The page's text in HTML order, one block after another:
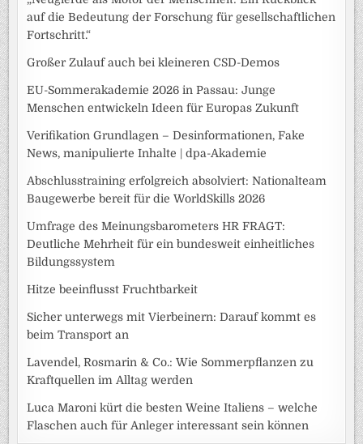
auf die Bedeutung der Forschung für gesellschaftlichen
Fortschritt.“
Großer Zulauf auch bei kleineren CSD-Demos
EU-Sommerakademie 2026 in Passau: Junge
Menschen entwickeln Ideen für Europas Zukunft
Verifikation Grundlagen – Desinformationen, Fake
News, manipulierte Inhalte | dpa-Akademie
Abschlusstraining erfolgreich absolviert: Nationalteam
Baugewerbe bereit für die WorldSkills 2026
Umfrage des Meinungsbarometers HR FRAGT:
Deutliche Mehrheit für ein bundesweit einheitliches
Bildungssystem
Hitze beeinflusst Fruchtbarkeit
Sicher unterwegs mit Vierbeinern: Darauf kommt es
beim Transport an
Lavendel, Rosmarin & Co.: Wie Sommerpflanzen zu
Kraftquellen im Alltag werden
Luca Maroni kürt die besten Weine Italiens – welche
Flaschen auch für Anleger interessant sein können